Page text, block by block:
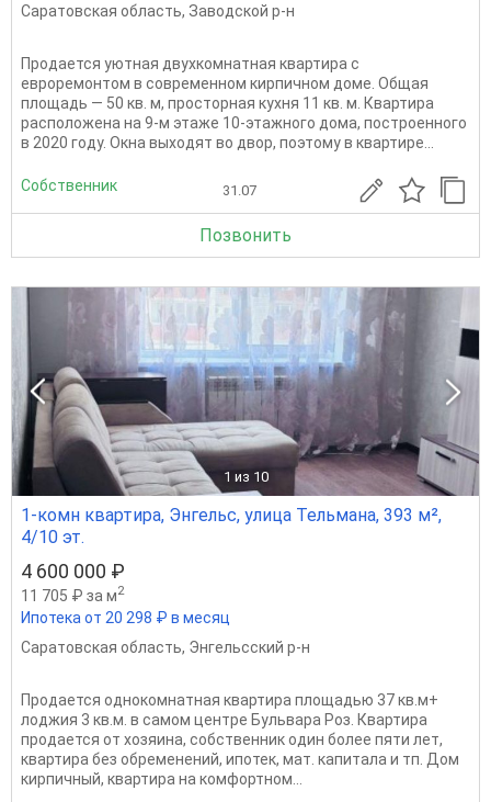
Саратовская область, Заводской р-н
Продается уютная двухкомнатная квартира с
евроремонтом в современном кирпичном доме. Общая
площадь — 50 кв. м, просторная кухня 11 кв. м. Квартира
расположена на 9-м этаже 10-этажного дома, построенного
в 2020 году. Окна выходят во двор, поэтому в квартире...
Собственник 31.07
Позвонить
1 из 10
1-комн квартира, Энгельс, улица Тельмана, 393 м²,
4/10 эт.
4 600 000 ₽
11 705 ₽ за м2
Ипотека от 20 298 ₽ в месяц
Саратовская область, Энгельсский р-н
Продается однокомнатная квартира площадью 37 кв.м+
лоджия 3 кв.м. в самом центре Бульвара Роз. Квартира
продается от хозяина, собственник один более пяти лет,
квартира без обременений, ипотек, мат. капитала и тп. Дом
кирпичный, квартира на комфортном...